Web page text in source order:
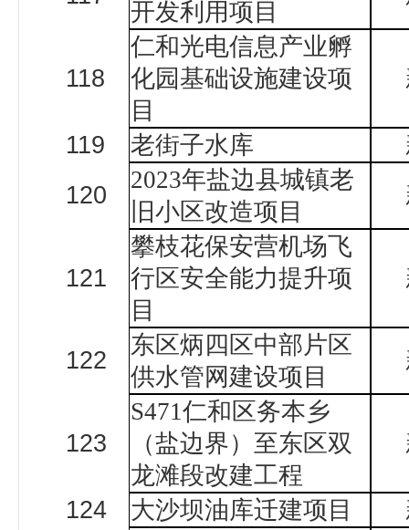
开发利用项目
118
仁和光电信息产业孵
化园基础设施建设项
目
119 老街子水库
120
2023年盐边县城镇老
旧小区改造项目
121
攀枝花保安营机场飞
行区安全能力提升项
目
122
东区炳四区中部片区
供水管网建设项目
123
S471仁和区务本乡
（盐边界）至东区双
龙滩段改建工程
124 大沙坝油库迁建项目